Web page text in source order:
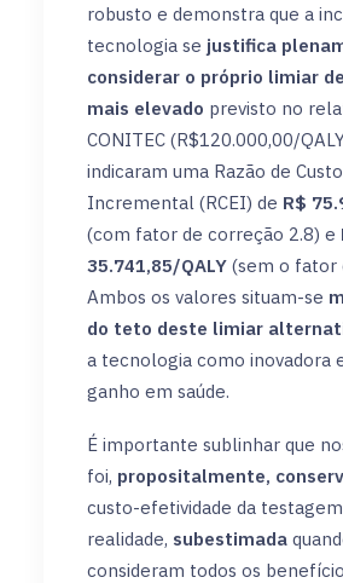
robusto e demonstra que a
tecnologia se justifica
considerar o próprio limiar
mais elevado previsto no
CONITEC (R$120.000,00/
indicaram uma Razão de
Incremental (RCEI) de R$
(com fator de correção 2.8) e
35.741,85/QALY (sem o fator
Ambos os valores situam-se
do teto deste limiar
a tecnologia como inovadora
ganho em saúde.
É importante sublinhar que
foi, propositalmente,
custo-efetividade da
realidade, subestimada
consideram todos os